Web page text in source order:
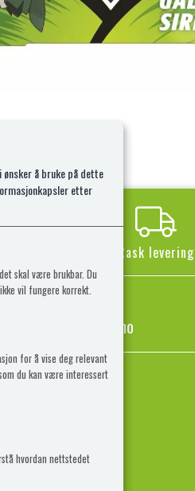
Rask levering
Lekegiganten.no
Kontakt oss
Om oss
ønsker å bruke på dette
etter
skal være brukbar. Du
vil fungere korrekt.
for å vise deg relevant
du kan være interessert
hvordan nettstedet